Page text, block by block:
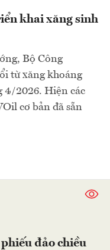
khai xăng sinh
Bộ Công
từ xăng khoáng
4/2026. Hiện các
cơ bản đã sẵn
đảo chiều